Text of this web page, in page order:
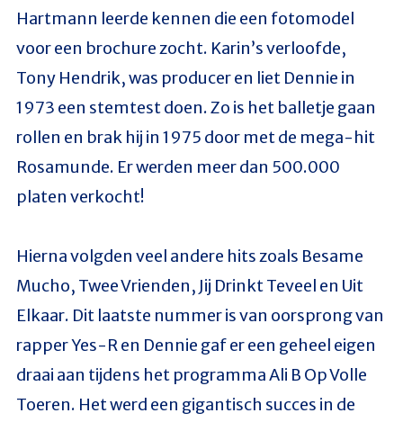
Hartmann leerde kennen die een fotomodel
voor een brochure zocht. Karin’s verloofde,
Tony Hendrik, was producer en liet Dennie in
1973 een stemtest doen. Zo is het balletje gaan
rollen en brak hij in 1975 door met de mega-hit
Rosamunde. Er werden meer dan 500.000
platen verkocht!
Hierna volgden veel andere hits zoals Besame
Mucho, Twee Vrienden, Jij Drinkt Teveel en Uit
Elkaar. Dit laatste nummer is van oorsprong van
rapper Yes-R en Dennie gaf er een geheel eigen
draai aan tijdens het programma Ali B Op Volle
Toeren. Het werd een gigantisch succes in de